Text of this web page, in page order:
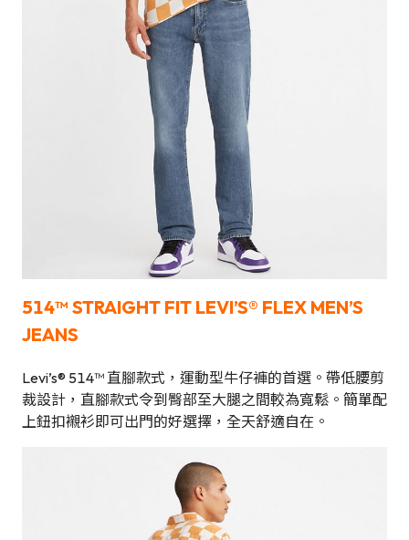
514™ STRAIGHT FIT LEVI’S® FLEX MEN’S
JEANS
Levi’s® 514™ 直腳款式，運動型牛仔褲的首選。帶低腰剪
裁設計，直腳款式令到臀部至大腿之間較為寬鬆。簡單配
上鈕扣襯衫即可出門的好選擇，全天舒適自在。